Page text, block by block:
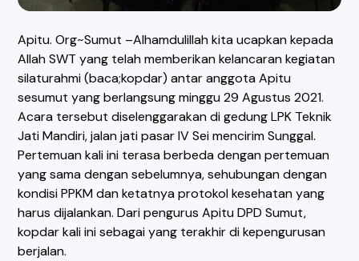
Apitu. Org~Sumut –Alhamdulillah kita ucapkan kepada
Allah SWT yang telah memberikan kelancaran kegiatan
silaturahmi (baca;kopdar) antar anggota Apitu
sesumut yang berlangsung minggu 29 Agustus 2021.
Acara tersebut diselenggarakan di gedung LPK Teknik
Jati Mandiri, jalan jati pasar lV Sei mencirim Sunggal.
Pertemuan kali ini terasa berbeda dengan pertemuan
yang sama dengan sebelumnya, sehubungan dengan
kondisi PPKM dan ketatnya protokol kesehatan yang
harus dijalankan. Dari pengurus Apitu DPD Sumut,
kopdar kali ini sebagai yang terakhir di kepengurusan
berjalan.